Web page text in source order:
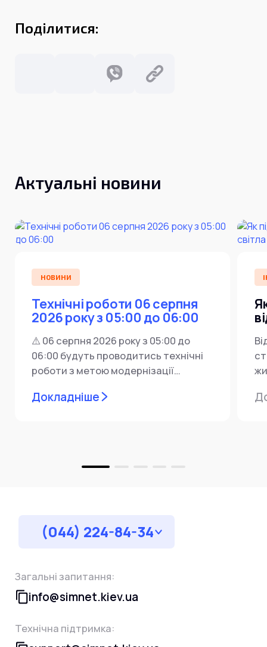
support@simnet.kiev.ua
Поділитися:
Актуальні новини
НОВИНИ
Технічні роботи 06 серпня
2026 року з 05:00 до 06:00
⚠️ 06 серпня 2026 року з 05:00 до
06:00 будуть проводитись технічні
роботи з метою модернізації
Докладніше
(044) 224-84-34
Загальні запитання:
info@simnet.kiev.ua
Технічна підтримка: